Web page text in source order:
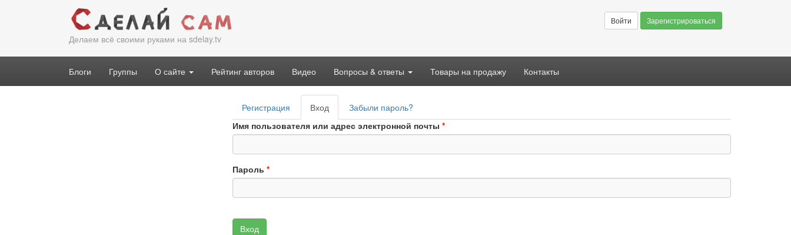
Делаем всё своими руками на sdelay.tv
Войти Зарегистрироваться
Блоги Группы О сайте Рейтинг авторов Видео Вопросы & ответы Товары на продажу Контакты
Главные
вкладки
Регистрация Вход(активная
вкладка)
Забыли пароль?
Имя пользователя или адрес электронной почты *
Пароль *
Вход